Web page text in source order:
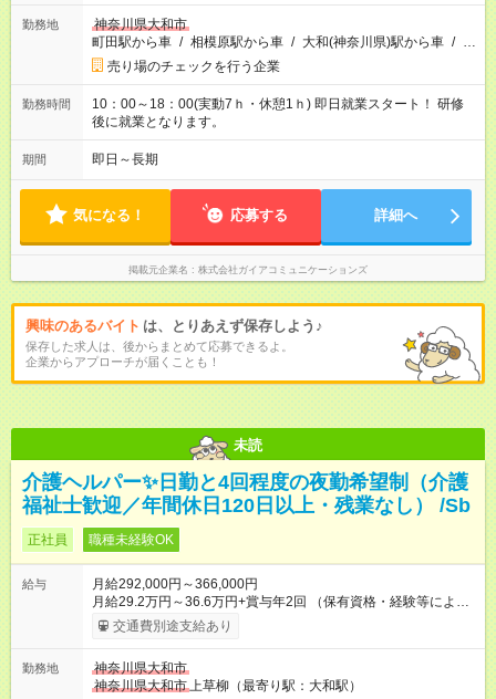
勤務地
神奈川県大和市
町田駅から車 / 相模原駅から車 / 大和(神奈川県)駅から車 / …
売り場のチェックを行う企業
勤務時間
10：00～18：00(実動7ｈ・休憩1ｈ) 即日就業スタート！ 研修
後に就業となります。
期間 即日～長期
気になる！ 応募する 詳細へ
掲載元企業名 株式会社ガイアコミュニケーションズ
興味のあるバイト は、とりあえず保存しよう♪
保存した求人は、後からまとめて応募できるよ。
企業からアプローチが届くことも！
未読
介護ヘルパー✨日勤と4回程度の夜勤希望制（介護
福祉士歓迎／年間休日120日以上・残業なし） /Sb
正社員 職種未経験OK
給与
月給292,000円～366,000円
月給29.2万円～36.6万円+賞与年2回 （保有資格・経験等により
変動） 【無資格の方の入社後のモデル月収】 ［入社］ 無資
格・未経験／月収22.9万円 ［半年～1年］ 実務者研修取得／
30.2万円 ［入社3年目以降］ ジュニアコーディネー／月収
36.6万円以上 ※経験・能力等を考慮。 【試用期間】試用期間あ
交通費別途支給あり
勤務地
神奈川県大和市
神奈川県大和市上草柳（最寄り駅：大和駅）